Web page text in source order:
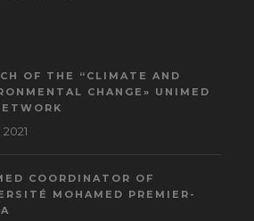
OF THE “CLIMATE AND
CHANGE» UNIMED
COORDINATOR OF
MOHAMED PREMIER-